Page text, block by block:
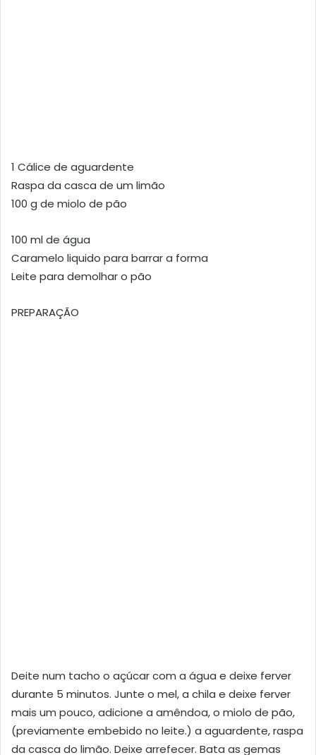
1 Cálice de aguardente
Raspa da casca de um limão
100 g de miolo de pão
100 ml de água
Caramelo liquido para barrar a forma
Leite para demolhar o pão
PREPARAÇÃO
Deite num tacho o açúcar com a água e deixe ferver
durante 5 minutos. Junte o mel, a chila e deixe ferver
mais um pouco, adicione a amêndoa, o miolo de pão,
(previamente embebido no leite.) a aguardente, raspa
da casca do limão. Deixe arrefecer. Bata as gemas